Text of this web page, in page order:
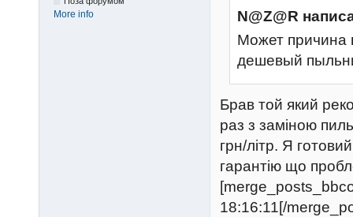
More info
N@Z@R
Может причина
дешевый
Брав той який
раз з заміною
грн/літр. Я
гарантію що
18:16:11[/